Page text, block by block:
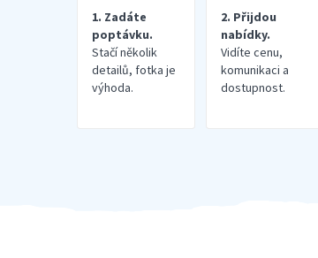
1. Zadáte
poptávku.
Stačí několik
detailů, fotka je
výhoda.
2. Přijdou
nabídky.
Vidíte cenu,
komunikaci a
dostupnost.